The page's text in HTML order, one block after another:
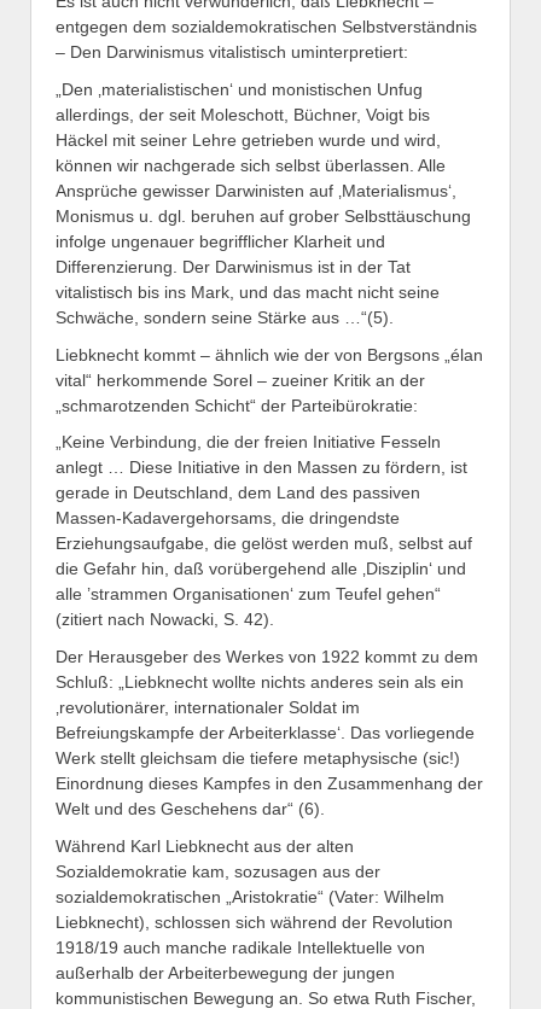
entgegen dem sozialdemokratischen Selbstverständnis
– Den Darwinismus vitalistisch uminterpretiert:
„Den ‚materialistischen‘ und monistischen Unfug
allerdings, der seit Moleschott, Büchner, Voigt bis
Häckel mit seiner Lehre getrieben wurde und wird,
können wir nachgerade sich selbst überlassen. Alle
Ansprüche gewisser Darwinisten auf ‚Materialismus‘,
Monismus u. dgl. beruhen auf grober Selbsttäuschung
infolge ungenauer begrifflicher Klarheit und
Differenzierung. Der Darwinismus ist in der Tat
vitalistisch bis ins Mark, und das macht nicht seine
Schwäche, sondern seine Stärke aus …“(5).
Liebknecht kommt – ähnlich wie der von Bergsons „élan
vital“ herkommende Sorel – zueiner Kritik an der
„schmarotzenden Schicht“ der Parteibürokratie:
„Keine Verbindung, die der freien Initiative Fesseln
anlegt … Diese Initiative in den Massen zu fördern, ist
gerade in Deutschland, dem Land des passiven
Massen-Kadavergehorsams, die dringendste
Erziehungsaufgabe, die gelöst werden muß, selbst auf
die Gefahr hin, daß vorübergehend alle ‚Disziplin‘ und
alle ’strammen Organisationen‘ zum Teufel gehen“
(zitiert nach Nowacki, S. 42).
Der Herausgeber des Werkes von 1922 kommt zu dem
Schluß: „Liebknecht wollte nichts anderes sein als ein
‚revolutionärer, internationaler Soldat im
Befreiungskampfe der Arbeiterklasse‘. Das vorliegende
Werk stellt gleichsam die tiefere metaphysische (sic!)
Einordnung dieses Kampfes in den Zusammenhang der
Welt und des Geschehens dar“ (6).
Während Karl Liebknecht aus der alten
Sozialdemokratie kam, sozusagen aus der
sozialdemokratischen „Aristokratie“ (Vater: Wilhelm
Liebknecht), schlossen sich während der Revolution
1918/19 auch manche radikale Intellektuelle von
außerhalb der Arbeiterbewegung der jungen
kommunistischen Bewegung an. So etwa Ruth Fischer,